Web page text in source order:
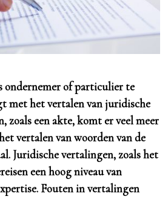
ondernemer of particulier te
met het vertalen van juridische
zoals een akte, komt er veel meer
vertalen van woorden van de
Juridische vertalingen,zoalshet
een hoog niveau van
Fouten in vertalingen